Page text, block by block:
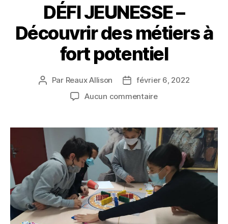
DÉFI JEUNESSE –
Découvrir des métiers à
fort potentiel
Auteur
Par Reaux Allison
Datefévrier 6, 2022
Aucun commentairesur
–
Découvrir
des
métiers
à
fort